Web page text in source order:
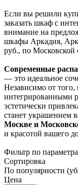
Если вы решили
заказать шкаф с
внимание на
шкафы Аркадия,
руб., по Московской
Современные
— это идеальное
Независимо от того,
интегрированными
эстетически
станет украшением
Москве и
и красотой вашего
Фильтр по
Сортировка
По популярности
Цена